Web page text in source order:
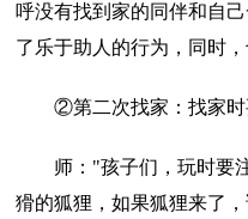
呼没有找到家的同伴和自
了乐于助人的行为，同时
②第二次找家：找家时
师："孩子们，玩时要注
猾的狐狸，如果狐狸来了